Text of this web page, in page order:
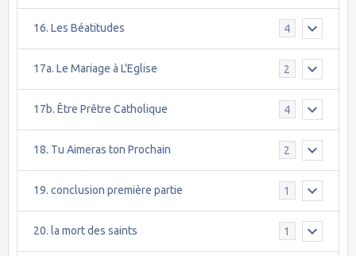
16. Les Béatitudes 4
17a. Le Mariage à L'Eglise 2
17b. Être Prêtre Catholique 4
18. Tu Aimeras ton Prochain 2
19. conclusion première partie 1
20. la mort des saints 1